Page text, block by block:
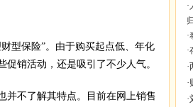
型保险”。由于购买起点低、年化
销活动，还是吸引了不少人气。
不了解其特点。目前在网上销售
·
·
·